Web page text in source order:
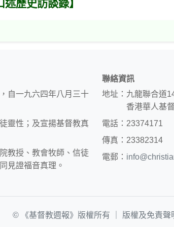
述歷史訪談錄】
自一九六四年八月三十
靈性；及宣揚基督教真
教授、教會牧師、信徒
見證福音真理。
聯絡資訊
地址：九龍聯合道
香港華人基督
電話：23374171
傳真：23382314
電郵：
© 《基督教週報》版權所有 ｜ 版權及免責聲